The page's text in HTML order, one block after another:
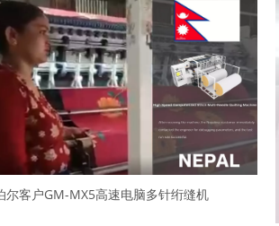
尔客户GM-MX5高速电脑多针绗缝机